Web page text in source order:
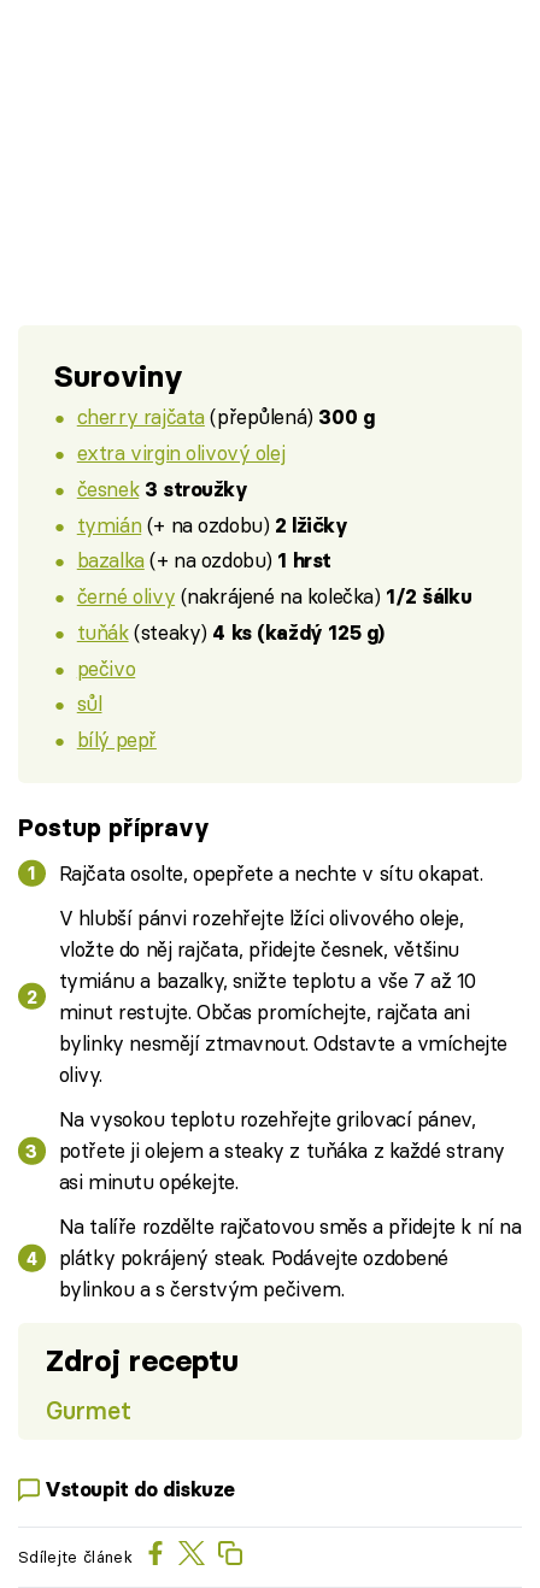
Suroviny
cherry rajčata(přepůlená) 300 g
extra virgin olivový olej
česnek 3 stroužky
tymián(+ na ozdobu) 2 lžičky
bazalka(+ na ozdobu) 1 hrst
černé olivy (nakrájené na kolečka) 1/2 šálku
tuňák(steaky) 4 ks (každý 125 g)
pečivo
sůl
bílý pepř
Postup přípravy
Rajčata osolte, opepřete a nechte v sítu okapat.
V hlubší pánvi rozehřejte lžíci olivového oleje,
vložte do něj rajčata, přidejte česnek, většinu
tymiánu a bazalky, snižte teplotu a vše 7 až 10
minut restujte. Občas promíchejte, rajčata ani
bylinky nesmějí ztmavnout. Odstavte a vmíchejte
olivy.
Na vysokou teplotu rozehřejte grilovací pánev,
potřete ji olejem a steaky z tuňáka z každé strany
asi minutu opékejte.
Na talíře rozdělte rajčatovou směs a přidejte k ní na
plátky pokrájený steak. Podávejte ozdobené
bylinkou a s čerstvým pečivem.
Zdroj receptu
Gurmet
Vstoupit do diskuze
Sdílejte článek